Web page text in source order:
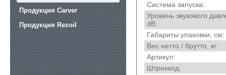
Продукция Carver
Продукция Rezoil
Система запуска:
Уровень звукового
dB:
Габариты упаковки, см:
Вес нетто / брутто, кг:
Артикул:
Штрихкод: